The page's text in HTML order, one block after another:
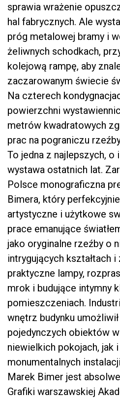
sprawia wrażenie
hal fabrycznych. Ale
próg metalowej bramy i
żeliwnych schodkach,
kolejową rampę, aby
zaczarowanym świecie
Na czterech
powierzchni
metrów kwadratowych
prac na pograniczu
To jedna z najlepszych, o
wystawa ostatnich lat.
Polsce monograficzna
Bimera, który
artystyczne i użytkowe
prace emanujące
jako oryginalne rzeźby o
intrygujących kształtach
praktyczne lampy,
mrok i budujące intymny
pomieszczeniach.
wnętrz budynku
pojedynczych obiektów
niewielkich pokojach, jak
monumentalnych
Marek Bimer jest
Grafiki warszawskiej